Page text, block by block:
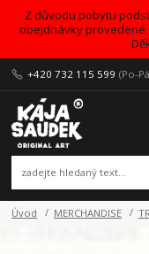
Z důvodu pobytu
obejdnávky provedené
+420 732 115 599 (Po-
Úvod MERCHANDISE